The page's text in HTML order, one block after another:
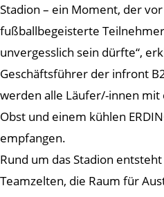
Stadion – ein Moment, der
fußballbegeisterte
unvergesslich sein dürfte“,
Geschäftsführer der infront
werden alle Läufer/-innen
Obst und einem kühlen
empfangen.
Rund um das Stadion
Teamzelten, die Raum für